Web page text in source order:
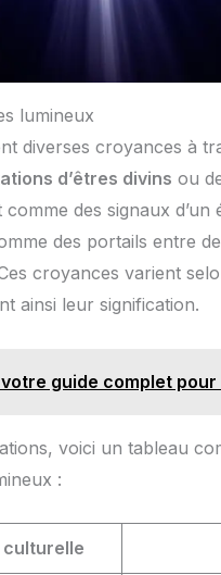
lumineux
diverses croyances à
d’êtres divins ou
des signaux
des portails entre
croyances varient
ainsi leur signification.
guide complet
voici un tableau
:
culturelle